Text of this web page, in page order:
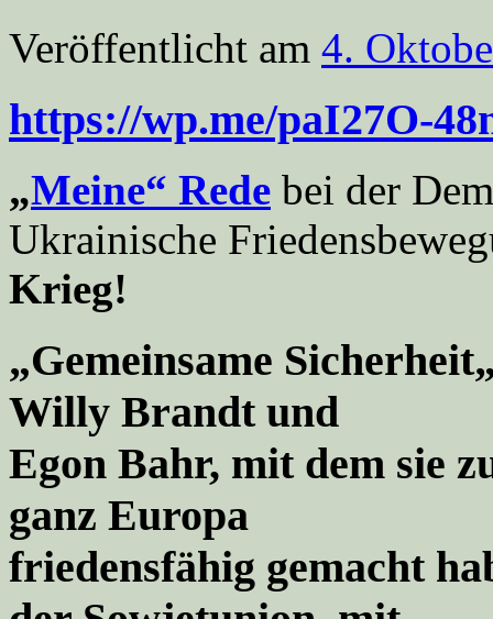
Veröffentlicht am 4.
https://wp.me/paI27O-
„Meine“ Rede bei der
Ukrainische
Krieg!
„Gemeinsame Sicherheit
Willy Brandt und
Egon Bahr, mit dem sie
ganz Europa
friedensfähig gemacht